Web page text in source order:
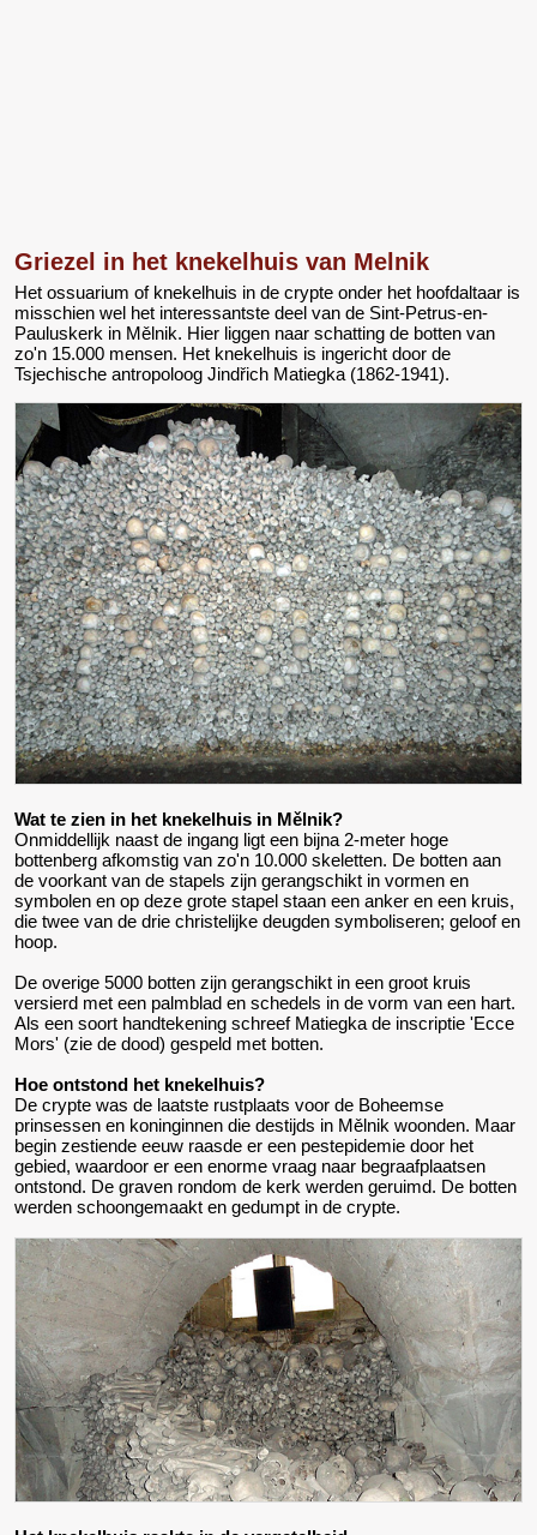
Griezel in het knekelhuis van Melnik
Het ossuarium of knekelhuis in de crypte onder het hoofdaltaar is
misschien wel het interessantste deel van de Sint-Petrus-en-
Pauluskerk in Mělnik. Hier liggen naar schatting de botten van
zo'n 15.000 mensen. Het knekelhuis is ingericht door de
Tsjechische antropoloog Jindřich Matiegka (1862-1941).
Wat te zien in het knekelhuis in Mělnik?
Onmiddellijk naast de ingang ligt een bijna 2-meter hoge
bottenberg afkomstig van zo'n 10.000 skeletten. De botten aan
de voorkant van de stapels zijn gerangschikt in vormen en
symbolen en op deze grote stapel staan een anker en een kruis,
die twee van de drie christelijke deugden symboliseren; geloof en
hoop.
De overige 5000 botten zijn gerangschikt in een groot kruis
versierd met een palmblad en schedels in de vorm van een hart.
Als een soort handtekening schreef Matiegka de inscriptie 'Ecce
Mors' (zie de dood) gespeld met botten.
Hoe ontstond het knekelhuis?
De crypte was de laatste rustplaats voor de Boheemse
prinsessen en koninginnen die destijds in Mělnik woonden. Maar
begin zestiende eeuw raasde er een pestepidemie door het
gebied, waardoor er een enorme vraag naar begraafplaatsen
ontstond. De graven rondom de kerk werden geruimd. De botten
werden schoongemaakt en gedumpt in de crypte.